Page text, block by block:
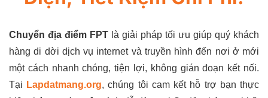
Chuyển địa điểm FPT là giải pháp tối ưu giúp quý khách
hàng di dời dịch vụ internet và truyền hình đến nơi ở mới
một cách nhanh chóng, tiện lợi, không gián đoạn kết nối.
Tại Lapdatmang.org, chúng tôi cam kết hỗ trợ bạn thực